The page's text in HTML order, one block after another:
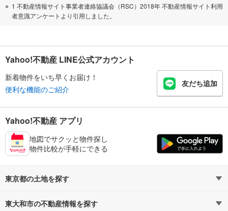
1 不動産情報サイト事業者連絡協議会（RSC）2018年 不動産情報サイト利用
者意識アンケートより引用しました。
Yahoo!不動産 LINE公式アカウント
新着物件をいち早くお届け！
便利な機能のご紹介
友だち追加
Yahoo!不動産 アプリ
地図でサクッと物件探し
物件比較が手軽にできる
東京都の土地を探す
路線・駅から探す
東大和市の不動産情報を探す